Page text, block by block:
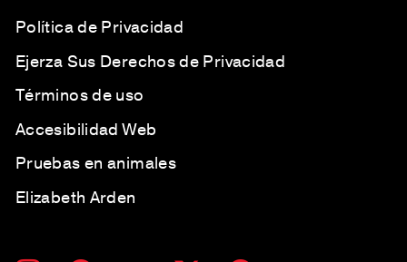
Política de Privacidad
Ejerza Sus Derechos de Privacidad
Términos de uso
Accesibilidad Web
Pruebas en animales
Elizabeth Arden